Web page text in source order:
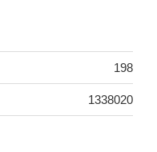
198
1338020